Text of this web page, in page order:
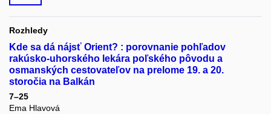
Rozhledy
Kde sa dá nájsť Orient? : porovnanie pohľadov
rakúsko-uhorského lekára poľského pôvodu a
osmanských cestovateľov na prelome 19. a 20.
storočia na Balkán
7–25
Ema Hlavová